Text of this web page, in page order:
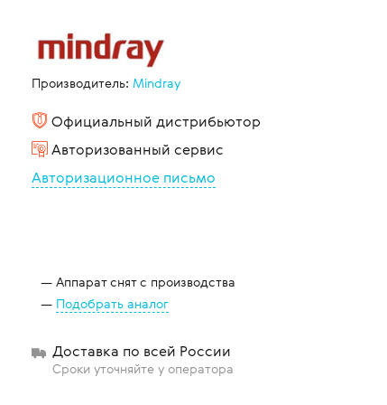
Производитель: Mindray
Официальный дистрибьютор
Авторизованный сервис
Авторизационное письмо
Аппарат снят с производства
Подобрать аналог
Доставка по всей России
Сроки уточняйте у оператора